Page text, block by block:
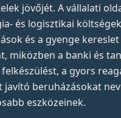
jövőjét. A vállalati
és logisztikai
és a gyenge kereslet
miközben a banki és
a gyors
javító beruházásokat
eszközeinek.